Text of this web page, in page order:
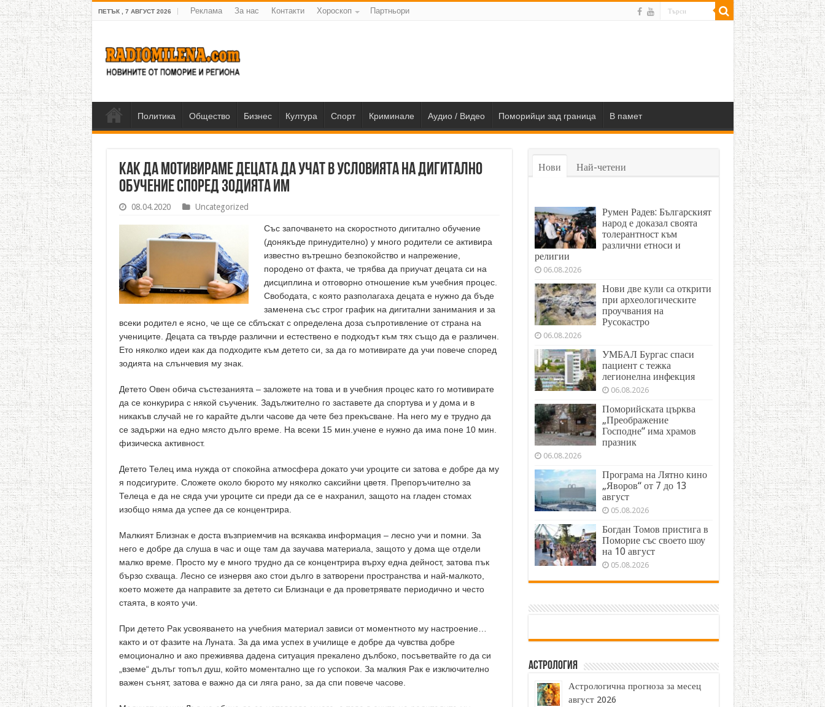
ПЕТЪК , 7 АВГУСТ 2026 Реклама За нас Контакти Хороскоп Партньори
Политика Общество Бизнес Култура Спорт Криминале Аудио / Видео Поморийци зад граница В памет
Как да мотивираме децата да учат в условията на дигитално
обучение според зодията им
08.04.2020 Uncategorized
Със започването на скоростното дигитално обучение
(донякъде принудително) у много родители се активира
известно вътрешно безпокойство и напрежение,
породено от факта, че трябва да приучат децата си на
дисциплина и отговорно отношение към учебния процес.
Свободата, с която разполагаха децата е нужно да бъде
заменена със строг график на дигитални занимания и за
всеки родител е ясно, че ще се сблъскат с определена доза съпротивление от страна на
учениците. Децата са твърде различни и естествено е подходът към тях също да е различен.
Ето няколко идеи как да подходите към детето си, за да го мотивирате да учи повече според
зодията на слънчевия му знак.
Детето Овен обича състезанията – заложете на това и в учебния процес като го мотивирате
да се конкурира с някой съученик. Задължително го заставете да спортува и у дома и в
никакъв случай не го карайте дълги часове да чете без прекъсване. На него му е трудно да
се задържи на едно място дълго време. На всеки 15 мин.учене е нужно да има поне 10 мин.
физическа активност.
Детето Телец има нужда от спокойна атмосфера докато учи уроците си затова е добре да му
я подсигурите. Сложете около бюрото му няколко саксийни цветя. Препоръчително за
Телеца е да не сяда учи уроците си преди да се е нахранил, защото на гладен стомах
изобщо няма да успее да се концентрира.
Малкият Близнак е доста възприемчив на всякаква информация – лесно учи и помни. За
него е добре да слуша в час и още там да заучава материала, защото у дома ще отдели
малко време. Просто му е много трудно да се концентрира върху една дейност, затова пък
бързо схваща. Лесно се изнервя ако стои дълго в затворени пространства и най-малкото,
което можете да направите за детето си Близнаци е да проветрявате периодично и често
стаята, в която учи.
При детето Рак усвояването на учебния материал зависи от моментното му настроение…
както и от фазите на Луната. За да има успех в училище е добре да чувства добре
емоционално и ако преживява дадена ситуация прекалено дълбоко, посъветвайте го да си
„вземе“ дълъг топъл душ, който моментално ще го успокои. За малкия Рак е изключително
важен сънят, затова е важно да си ляга рано, за да спи повече часове.
Нови Най-четени
Румен Радев: Българският
народ е доказал своята
толерантност към
различни етноси и
религии
06.08.2026
Нови две кули са открити
при археологическите
проучвания на
Русокастро
06.08.2026
УМБАЛ Бургас спаси
пациент с тежка
легионелна инфекция
06.08.2026
Поморийската църква
„Преображение
Господне“ има храмов
празник
06.08.2026
Програма на Лятно кино
„Яворов“ от 7 до 13
август
05.08.2026
Богдан Томов пристига в
Поморие със своето шоу
на 10 август
05.08.2026
Астрология
Астрологична прогноза за месец
август 2026